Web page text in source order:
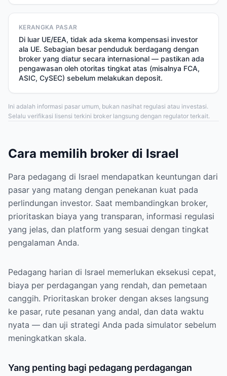
KERANGKA PASAR
Di luar UE/EEA, tidak ada skema kompensasi investor
ala UE. Sebagian besar penduduk berdagang dengan
broker yang diatur secara internasional — pastikan ada
pengawasan oleh otoritas tingkat atas (misalnya FCA,
ASIC, CySEC) sebelum melakukan deposit.
Ini adalah informasi pasar umum, bukan nasihat regulasi atau investasi.
Selalu verifikasi lisensi terkini broker langsung dengan regulator terkait.
Cara memilih broker di Israel
Para pedagang di Israel mendapatkan keuntungan dari
pasar yang matang dengan penekanan kuat pada
perlindungan investor. Saat membandingkan broker,
prioritaskan biaya yang transparan, informasi regulasi
yang jelas, dan platform yang sesuai dengan tingkat
pengalaman Anda.
Pedagang harian di Israel memerlukan eksekusi cepat,
biaya per perdagangan yang rendah, dan pemetaan
canggih. Prioritaskan broker dengan akses langsung
ke pasar, rute pesanan yang andal, dan data waktu
nyata — dan uji strategi Anda pada simulator sebelum
meningkatkan skala.
Yang penting bagi pedagang perdagangan